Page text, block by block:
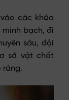
các khóa
bạch, đi
sâu, đội
sở vật chất
ràng.